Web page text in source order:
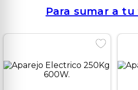
Para sumar a